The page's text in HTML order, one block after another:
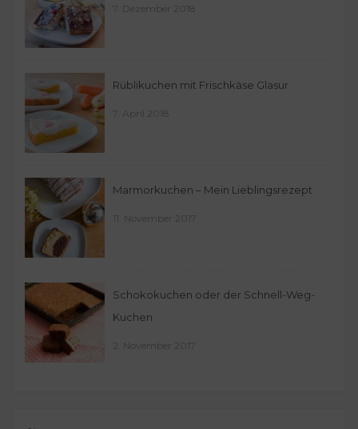
7. Dezember 2018
Rüblikuchen mit Frischkäse Glasur
7. April 2018
Marmorkuchen – Mein Lieblingsrezept
11. November 2017
Schokokuchen oder der Schnell-Weg-
Kuchen
2. November 2017